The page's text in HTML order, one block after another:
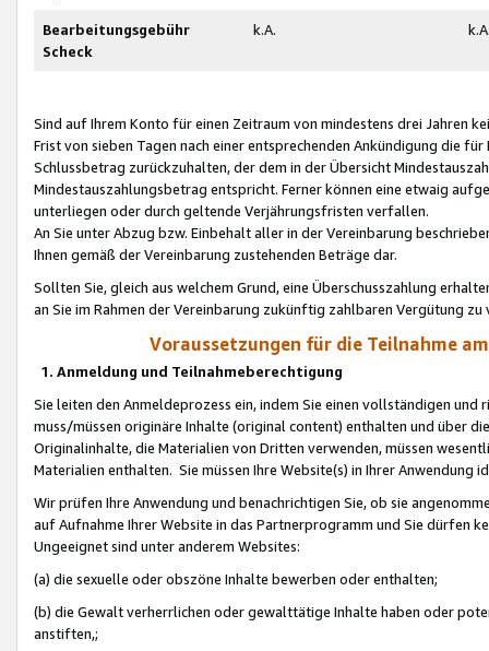
Bearbeitungsgebühr
Scheck
k.A.
Sind auf Ihrem Konto für einen Zeitraum von mindestens drei Jahren
Frist von sieben Tagen nach einer entsprechenden Ankündigung die
Schlussbetrag zurückzuhalten, der dem in der Übersicht
Mindestauszahlungsbetrag entspricht. Ferner können eine etwaig
unterliegen oder durch geltende Verjährungsfristen verfallen.
An Sie unter Abzug bzw. Einbehalt aller in der Vereinbarung
Ihnen gemäß der Vereinbarung zustehenden Beträge dar.
Sollten Sie, gleich aus welchem Grund, eine Überschusszahlung
an Sie im Rahmen der Vereinbarung zukünftig zahlbaren Vergütung zu
Voraussetzungen für die Teilnahme
1. Anmeldung und Teilnahmeberechtigung
Sie leiten den Anmeldeprozess ein, indem Sie einen vollständigen
muss/müssen originäre Inhalte (original content) enthalten und über
Originalinhalte, die Materialien von Dritten verwenden, müssen
Materialien enthalten. Sie müssen Ihre Website(s) in Ihrer Anwendung
Wir prüfen Ihre Anwendung und benachrichtigen Sie, ob sie
auf Aufnahme Ihrer Website in das Partnerprogramm und Sie dürfen
Ungeeignet sind unter anderem Websites:
(a) die sexuelle oder obszöne Inhalte bewerben oder enthalten;
(b) die Gewalt verherrlichen oder gewalttätige Inhalte haben oder
anstiften,;